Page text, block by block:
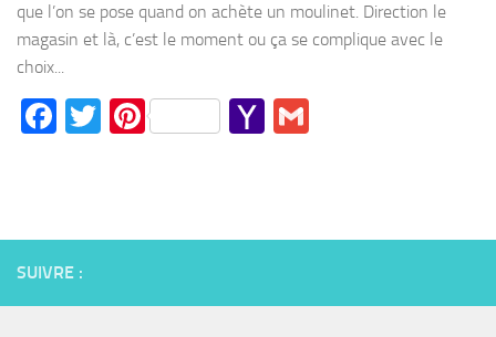
que l’on se pose quand on achète un moulinet. Direction le
magasin et là, c’est le moment ou ça se complique avec le
choix...
Facebook
TwitterPinterestYahoo
SUIVRE :